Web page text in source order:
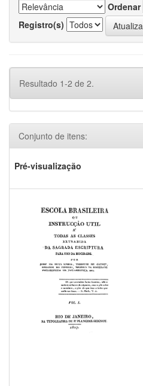
Ordenar
Registro(s)
Resultado 1-2 de 2.
Conjunto de itens:
Pré-visualização